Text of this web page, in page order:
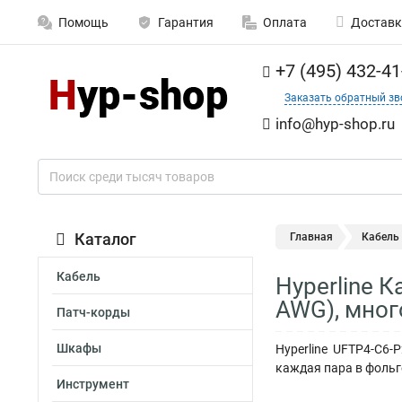
Помощь Гарантия Оплата
+7 (495) 432-
Заказать обратный
info@hyp-shop.ru
Каталог
Кабель
Патч-корды
Шкафы
Инструмент
Главная Кабель
Hyperline
AWG),
Hyperline UFTP4-
каждая пара в